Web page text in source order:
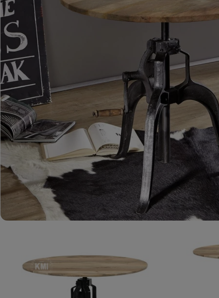
ROMA – MEBLE LOFTOWE MANGO I METAL
WESTPORT – LOFTOWE MEBLE VINTAGE
RIVERSIDE – POSTARZONE MEBLE LOFTOWE DREWNIANE
MILO – NOWOCZESNE MEBLE INDYJSKIE Z DREWNA MANGO